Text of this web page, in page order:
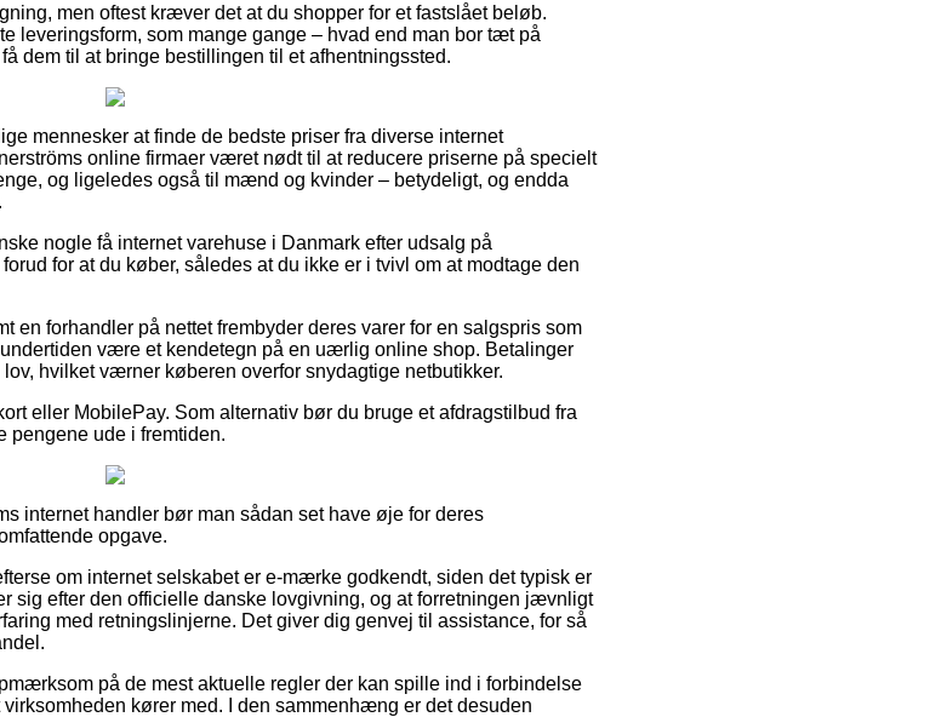
men oftest kræver det at du shopper for et fastslået beløb.
leveringsform, som mange gange – hvad end man bor tæt på
dem til at bringe bestillingen til et afhentningssted.
mennesker at finde de bedste priser fra diverse internet
online firmaer været nødt til at reducere priserne på specielt
og ligeledes også til mænd og kvinder – betydeligt, og endda
nogle få internet varehuse i Danmark efter udsalg på
for at du køber, således at du ikke er i tvivl om at modtage den
en forhandler på nettet frembyder deres varer for en salgspris som
være et kendetegn på en uærlig online shop. Betalinger
hvilket værner køberen overfor snydagtige netbutikker.
eller MobilePay. Som alternativ bør du bruge et afdragstilbud fra
pengene ude i fremtiden.
internet handler bør man sådan set have øje for deres
opgave.
om internet selskabet er e-mærke godkendt, siden det typisk er
sig efter den officielle danske lovgivning, og at forretningen jævnligt
med retningslinjerne. Det giver dig genvej til assistance, for så
på de mest aktuelle regler der kan spille ind i forbindelse
kører med. I den sammenhæng er det desuden